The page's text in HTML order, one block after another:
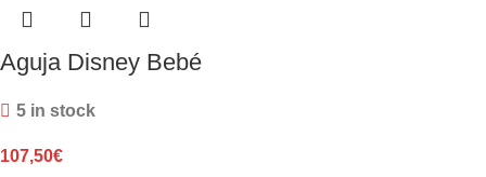
Aguja Disney Bebé
5 in stock
107,50€